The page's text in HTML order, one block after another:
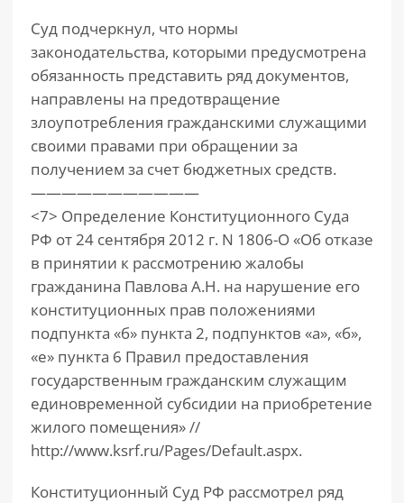
Суд подчеркнул, что нормы
законодательства, которыми предусмотрена
обязанность представить ряд документов,
направлены на предотвращение
злоупотребления гражданскими служащими
своими правами при обращении за
получением за счет бюджетных средств.
———————————
<7> Определение Конституционного Суда
РФ от 24 сентября 2012 г. N 1806-О «Об отказе
в принятии к рассмотрению жалобы
гражданина Павлова А.Н. на нарушение его
конституционных прав положениями
подпункта «б» пункта 2, подпунктов «а», «б»,
«е» пункта 6 Правил предоставления
государственным гражданским служащим
единовременной субсидии на приобретение
жилого помещения» //
http://www.ksrf.ru/Pages/Default.aspx.
Конституционный Суд РФ рассмотрел ряд